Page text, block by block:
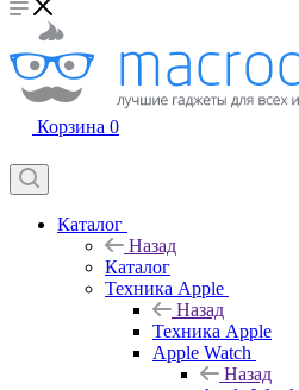
Корзина 0
Каталог
Назад
Каталог
Техника Apple
Назад
Техника Apple
Apple Watch
Назад